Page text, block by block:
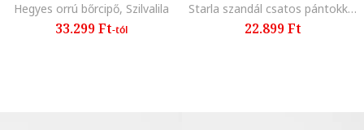
Hegyes orrú bőrcipő, Szilvalila
33.299 Ft-tól
Starla szandál csatos pántokkal, Barackszín
22.899 Ft